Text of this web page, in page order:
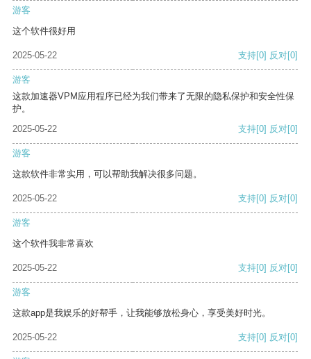
游客
这个软件很好用
2025-05-22 支持[0] 反对[0]
游客
这款加速器VPM应用程序已经为我们带来了无限的隐私保护和安全性保
护。
2025-05-22
支持[0] 反对[0]
游客
这款软件非常实用，可以帮助我解决很多问题。
2025-05-22 支持[0] 反对[0]
游客
这个软件我非常喜欢
2025-05-22 支持[0] 反对[0]
游客
这款app是我娱乐的好帮手，让我能够放松身心，享受美好时光。
2025-05-22 支持[0] 反对[0]